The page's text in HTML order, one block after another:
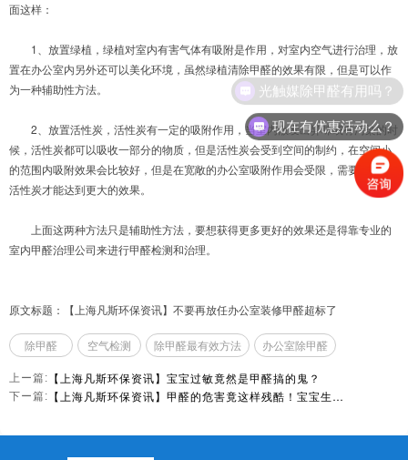
面这样：
1、放置绿植，绿植对室内有害气体有吸附是作用，对室内空气进行治理，放
置在办公室内另外还可以美化环境，虽然绿植清除甲醛的效果有限，但是可以作
为一种辅助性方法。
2、放置活性炭，活性炭有一定的吸附作用，当室内散发出异味或有污染的时
候，活性炭都可以吸收一部分的物质，但是活性炭会受到空间的制约，在空间小
的范围内吸附效果会比较好，但是在宽敞的办公室吸附作用会受限，需要多量的
活性炭才能达到更大的效果。
上面这两种方法只是辅助性方法，要想获得更多更好的效果还是得靠专业的
室内甲醛治理公司来进行甲醛检测和治理。
原文标题：【上海凡斯环保资讯】不要再放任办公室装修甲醛超标了
除甲醛 空气检测 除甲醛最有效方法 办公室除甲醛
上ー篇: 【上海凡斯环保资讯】宝宝过敏竟然是甲醛搞的鬼？
下ー篇: 【上海凡斯环保资讯】甲醛的危害竟这样残酷！宝宝生出来竟是这样的
现在有优惠活动么？
光触媒除甲醛有用吗？